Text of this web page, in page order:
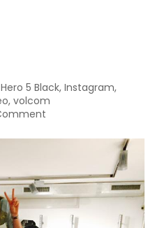
5 Black, Instagram,
, volcom